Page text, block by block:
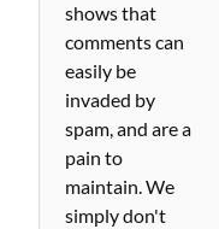
shows that
comments can
easily be
invaded by
spam, and are a
pain to
maintain. We
simply don't